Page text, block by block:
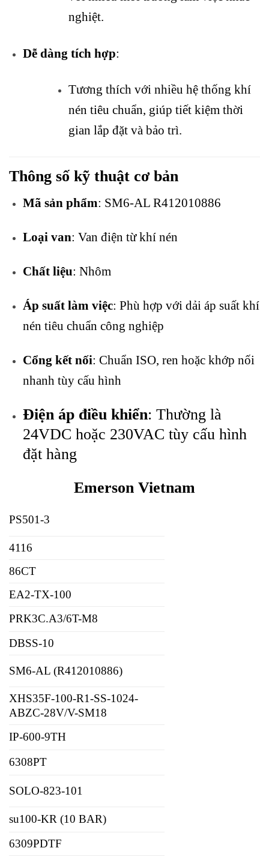
nghiệt.
Dễ dàng tích hợp:
Tương thích với nhiều hệ thống khí
nén tiêu chuẩn, giúp tiết kiệm thời
gian lắp đặt và bảo trì.
Thông số kỹ thuật cơ bản
Mã sản phẩm: SM6-AL R412010886
Loại van: Van điện từ khí nén
Chất liệu: Nhôm
Áp suất làm việc: Phù hợp với dải áp suất khí
nén tiêu chuẩn công nghiệp
Cổng kết nối: Chuẩn ISO, ren hoặc khớp nối
nhanh tùy cấu hình
Điện áp điều khiển: Thường là
24VDC hoặc 230VAC tùy cấu hình
đặt hàng
Emerson Vietnam
PS501-3
4116
86CT
EA2-TX-100
PRK3C.A3/6T-M8
DBSS-10
SM6-AL (R412010886)
XHS35F-100-R1-SS-1024-
ABZC-28V/V-SM18
IP-600-9TH
6308PT
SOLO-823-101
su100-KR (10 BAR)
6309PDTF